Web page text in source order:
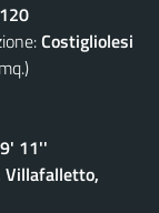
Costigliolesi
11''
Villafalletto,